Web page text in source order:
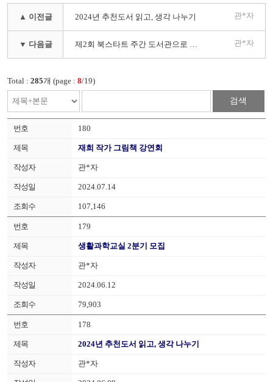
▲ 이전글 2024년 추천도서 읽고, 생각 나누기 관*자
▼ 다음글 제2회 북스타트 주간 도서관으로 책소풍가요 관*자
Total : 285개 (page : 8/19)
검색
180
재희 작가 그림책 강연회
관*자
2024.07.14
107,146
179
생활과학교실 2분기 모집
관*자
2024.06.12
79,903
178
2024년 추천도서 읽고, 생각 나누기
관*자